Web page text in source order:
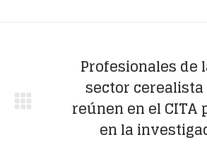
Publicación
siguiente:
Profesionales de
sector
reúnen en el CITA
en la